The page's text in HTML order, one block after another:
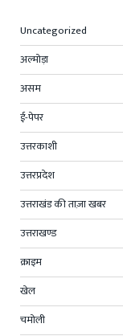
Uncategorized
अल्मोड़ा
असम
ई-पेपर
उत्तरकाशी
उत्तरप्रदेश
उत्तराखंड की ताज़ा खबर
उत्तराखण्ड
क्राइम
खेल
चमोली